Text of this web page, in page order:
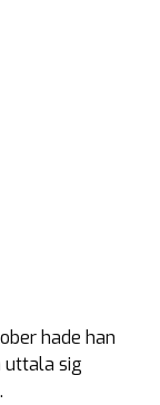
hade han
sig